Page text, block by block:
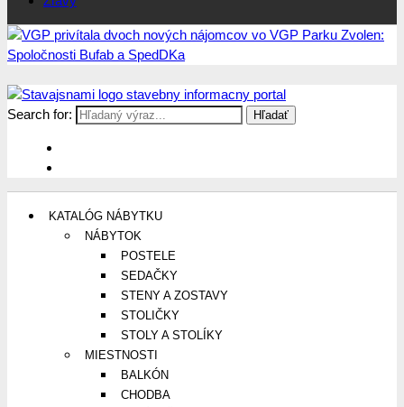
Stavajsnami.sk
Stavebníctvo, stavby, byty, domy a všetko o nich
Search for:
KATALÓG NÁBYTKU
NÁBYTOK
POSTELE
SEDAČKY
STENY A ZOSTAVY
STOLIČKY
STOLY A STOLÍKY
MIESTNOSTI
BALKÓN
CHODBA